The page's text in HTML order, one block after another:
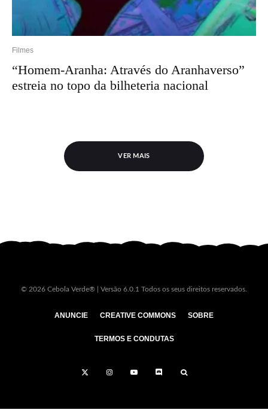
Filmes
“Homem-Aranha: Através do Aranhaverso”
estreia no topo da bilheteria nacional
VER MAIS
© 2026 Cebola Verde® | Versão 6.0.1 Todos os seus direitos reservados.
ANUNCIE CREATIVE COMMONS SOBRE
TERMOS E CONDUTAS